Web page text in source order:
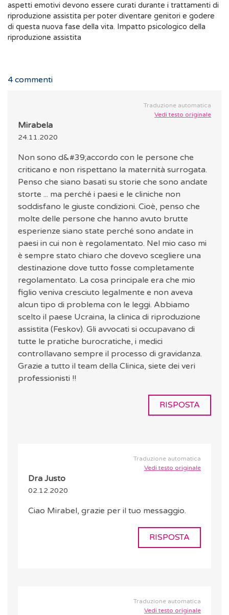
aspetti emotivi devono essere curati durante i trattamenti di
riproduzione assistita per poter diventare genitori e godere
di questa nuova fase della vita. Impatto psicologico della
riproduzione assistita
4 commenti
Traduzione automatica
Vedi testo originale
Mirabela
24.11.2020
Non sono d&#39;accordo con le persone che
criticano e non rispettano la maternità surrogata.
Penso che siano basati su storie che sono andate
storte ... ma perché i paesi e le cliniche non
soddisfano le giuste condizioni. Cioè, penso che
molte delle persone che hanno avuto brutte
esperienze siano state perché sono andate in
paesi in cui non è regolamentato. Nel mio caso mi
è sempre stato chiaro che dovevo scegliere una
destinazione dove tutto fosse completamente
regolamentato. La cosa principale era che mio
figlio veniva cresciuto legalmente e non aveva
alcun tipo di problema con le leggi. Abbiamo
scelto il paese Ucraina, la clinica di riproduzione
assistita (Feskov). Gli avvocati si occupavano di
tutte le pratiche burocratiche, i medici
controllavano sempre il processo di gravidanza.
Grazie a tutto il team della Clinica, siete dei veri
professionisti !!
RISPOSTA
Traduzione automatica
Vedi testo originale
Dra Justo
02.12.2020
Ciao Mirabel, grazie per il tuo messaggio.
RISPOSTA
Traduzione automatica
Vedi testo originale